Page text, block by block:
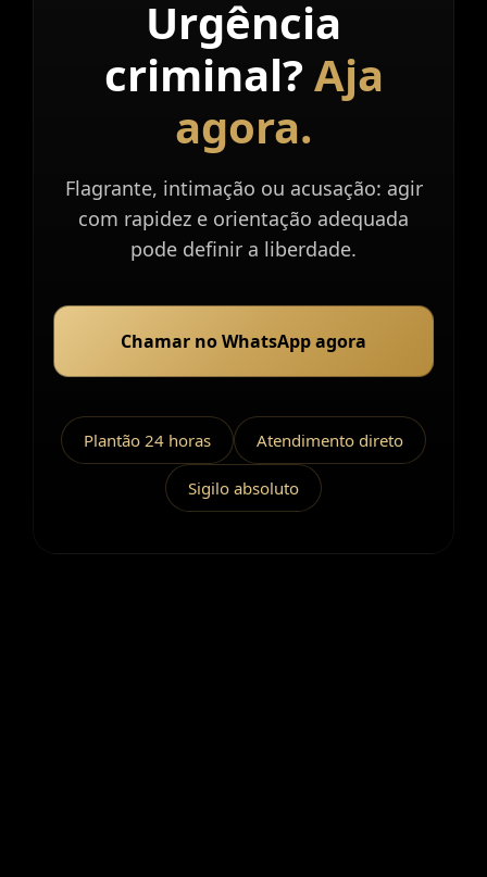
Urgência
criminal?Aja
agora.
Flagrante, intimação ou acusação: agir
com rapidez e orientação adequada
pode definir a liberdade.
Chamar no WhatsApp agora
Plantão 24 horas Atendimento direto
Sigilo absoluto